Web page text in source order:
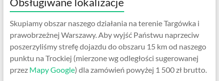
Skupiamy obszar naszego działania na terenie Targówka i
prawobrzeżnej Warszawy. Aby wyjść Państwu naprzeciw
poszerzyliśmy strefę dojazdu do obszaru 15 km od naszego
punktu na Trockiej (mierzone wg odległości sugerowanej
przez Mapy Google) dla zamówień powyżej 1 500 zł brutto.